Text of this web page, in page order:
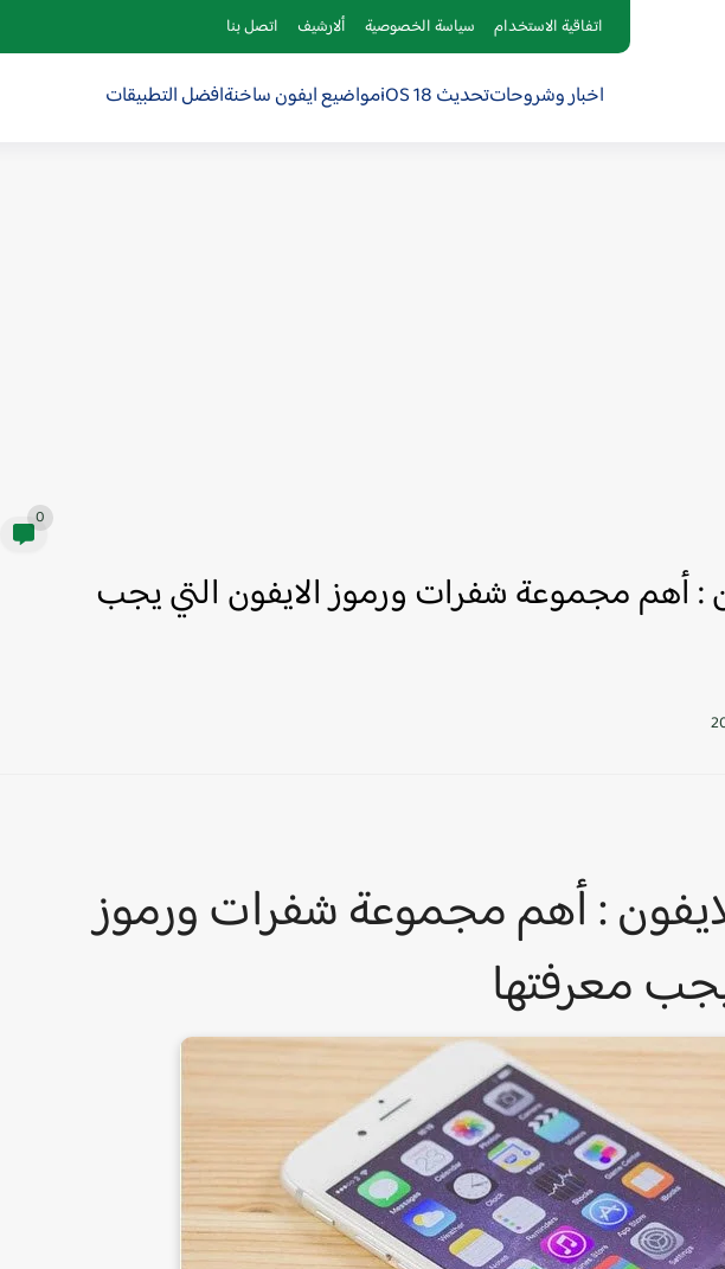
اتفاقية الاستخدام سياسة الخصوصية ألارشيف اتصل بنا
اخبار وشروحاتتحديث iOS 18 مواضيع ايفون ساخنةافضل التطبيقات
0
: أهم مجموعة شفرات ورموز الايفون التي يجب
: أهم مجموعة شفرات ورموز
معرفتها